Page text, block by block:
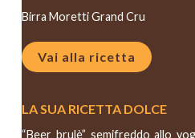
Birra Moretti Grand Cru
Vai alla ricetta
LA SUA RICETTA DOLCE
“Beer brulè” semifreddo allo